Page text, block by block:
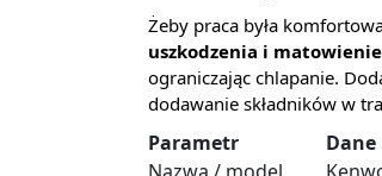
Żeby praca była
uszkodzenia i
ograniczając chlapanie.
dodawanie składników w
Parametr
Dane